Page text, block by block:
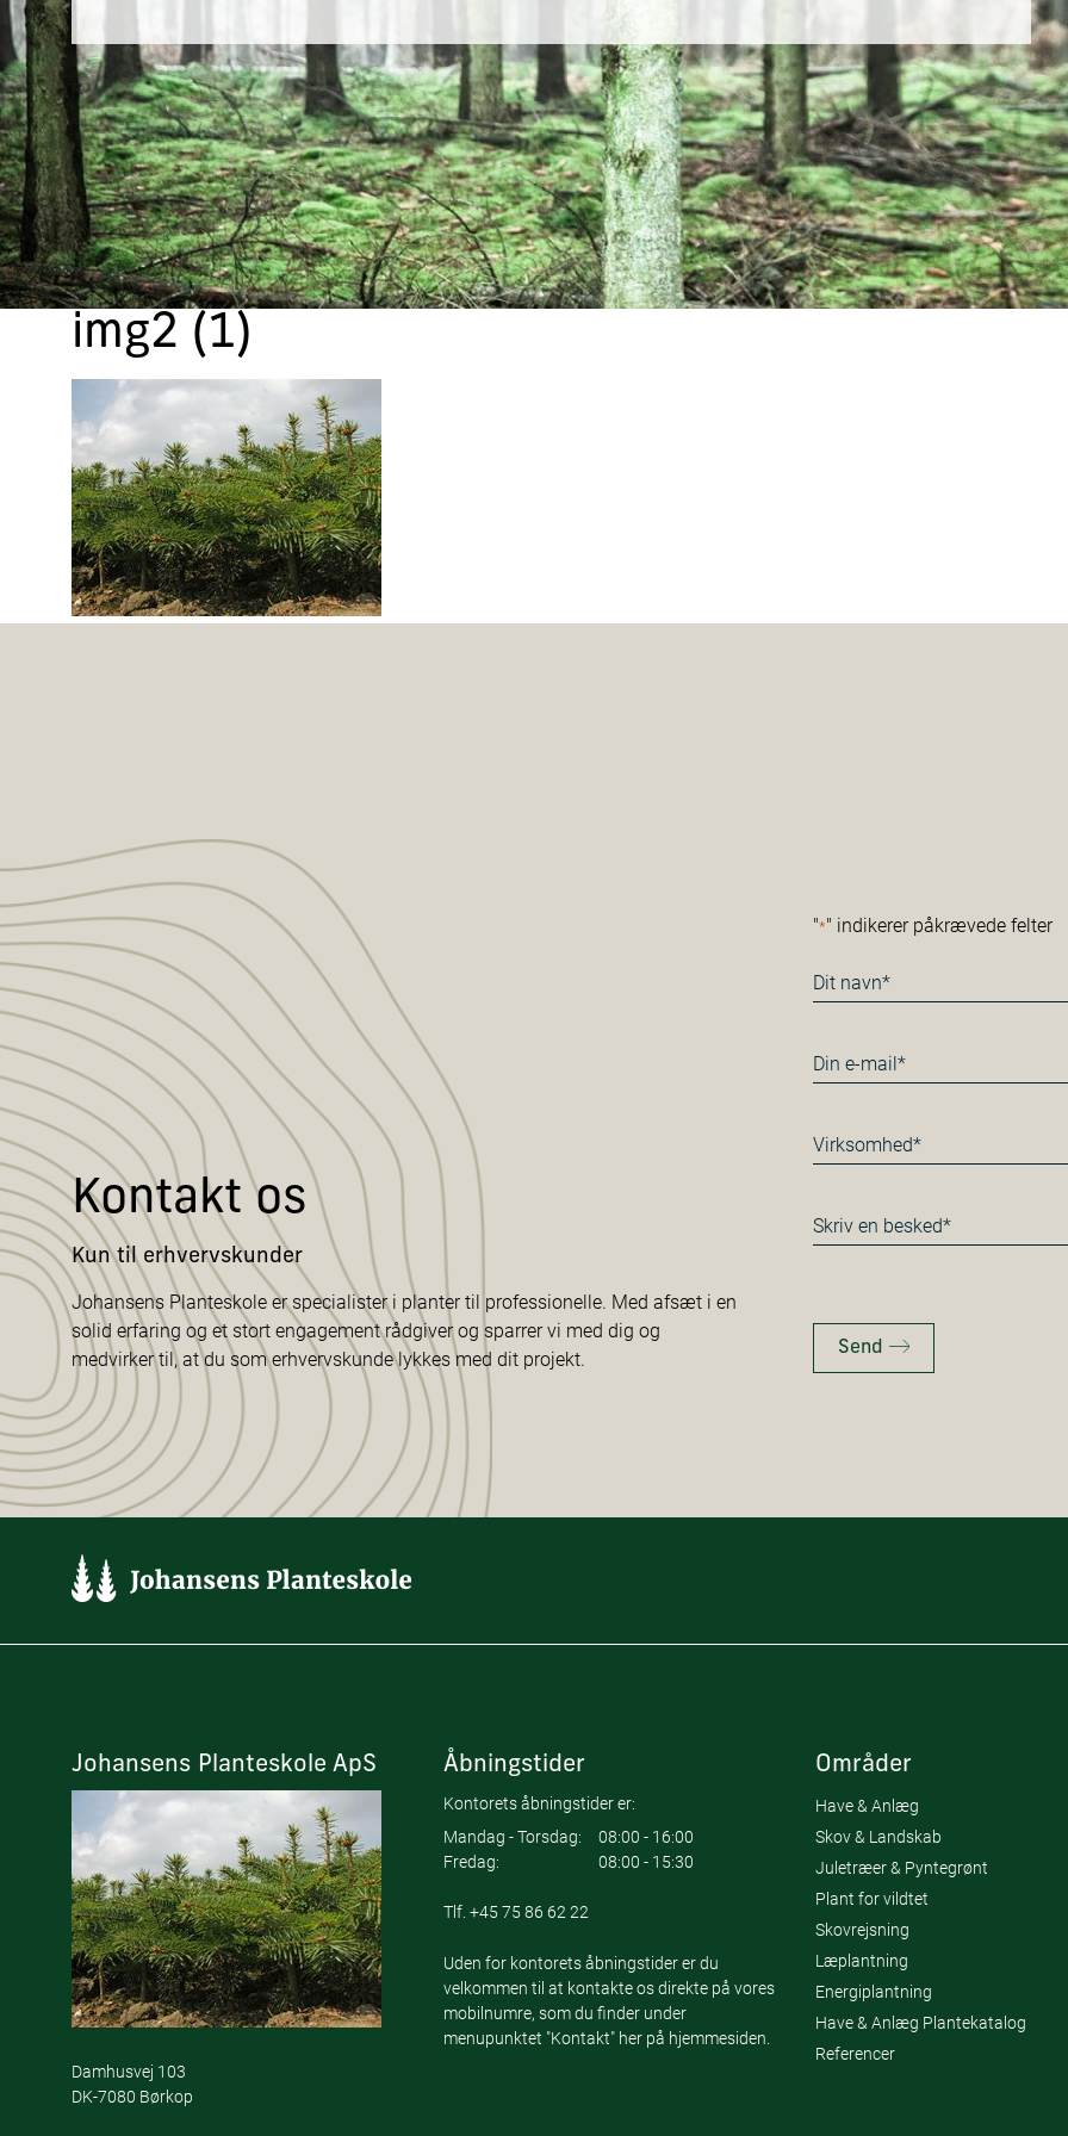
img2 (1)
Kontakt os
Kun til erhvervskunder
Johansens Planteskole er specialister i planter til professionelle. Med afsæt i en
solid erfaring og et stort engagement rådgiver og sparrer vi med dig og
medvirker til, at du som erhvervskunde lykkes med dit projekt.
"*" indikerer påkrævede felter
Navn
*
E-
mail
Virksomhed
*
Besked
*
Send
Johansens Planteskole ApS
Damhusvej 103
DK-7080 Børkop
Åbningstider
Kontorets åbningstider er:
Mandag - Torsdag:
08:00 - 16:00
Fredag:
08:00 - 15:30
Tlf.+45 75 86 62 22
Uden for kontorets åbningstider er du
velkommen til at kontakte os direkte på vores
mobilnumre, som du finder under
menupunktet "Kontakt" her på hjemmesiden.
Områder
Have & Anlæg
Skov & Landskab
Juletræer & Pyntegrønt
Plant for vildtet
Skovrejsning
Læplantning
Energiplantning
Have & Anlæg Plantekatalog
Referencer